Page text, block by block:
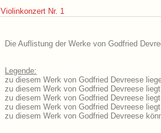
Violinkonzert Nr. 1
Die Auflistung der Werke von Godfried
Legende:
zu diesem Werk von Godfried Devreese
zu diesem Werk von Godfried Devreese
zu diesem Werk von Godfried Devreese
zu diesem Werk von Godfried Devreese
zu diesem Werk von Godfried Devreese